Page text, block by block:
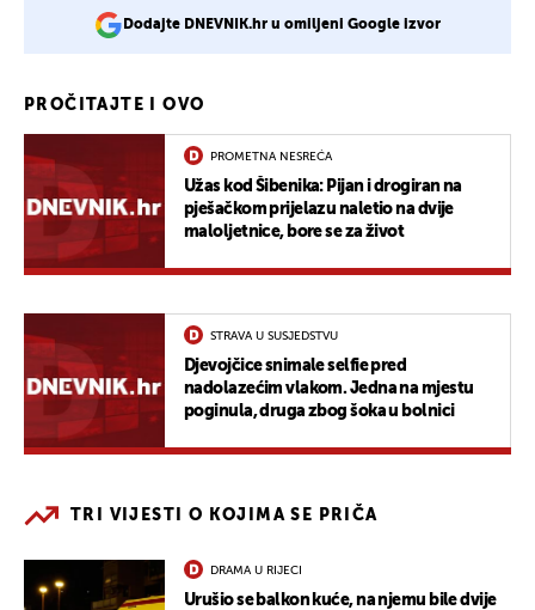
Dodajte DNEVNIK.hr u omiljeni Google izvor
PROČITAJTE I OVO
PROMETNA NESREĆA
Užas kod Šibenika: Pijan i drogiran na
pješačkom prijelazu naletio na dvije
maloljetnice, bore se za život
STRAVA U SUSJEDSTVU
Djevojčice snimale selfie pred
nadolazećim vlakom. Jedna na mjestu
poginula, druga zbog šoka u bolnici
TRI VIJESTI O KOJIMA SE PRIČA
DRAMA U RIJECI
Urušio se balkon kuće, na njemu bile dvije